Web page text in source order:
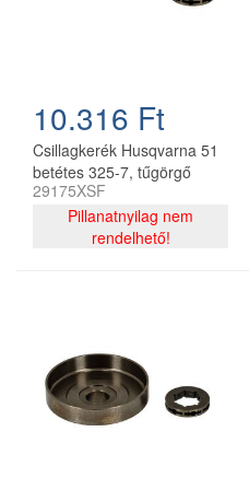
10.316 Ft
Csillagkerék Husqvarna 51
betétes 325-7, tűgörgő
nélkül oregon utángyártott
29175XSF
Pillanatnyilag nem
rendelhető!